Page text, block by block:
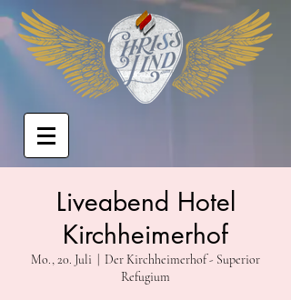
Liveabend Hotel
Kirchheimerhof
Mo., 20. Juli
Der Kirchheimerhof - Superior
Refugium